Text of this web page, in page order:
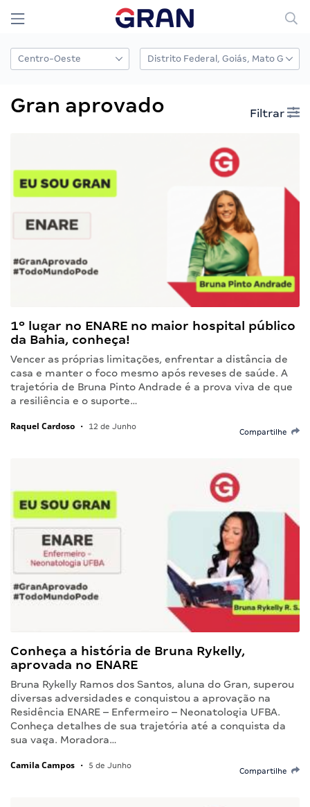
Gran aprovado Filtrar
1º lugar no ENARE no maior hospital público
da Bahia, conheça!
Vencer as próprias limitações, enfrentar a distância de
casa e manter o foco mesmo após reveses de saúde. A
trajetória de Bruna Pinto Andrade é a prova viva de que
a resiliência e o suporte…
Raquel Cardoso • 12 de Junho
Compartilhe
Conheça a história de Bruna Rykelly,
aprovada no ENARE
Bruna Rykelly Ramos dos Santos, aluna do Gran, superou
diversas adversidades e conquistou a aprovação na
Residência ENARE – Enfermeiro – Neonatologia UFBA.
Conheça detalhes de sua trajetória até a conquista da
sua vaga. Moradora…
Camila Campos • 5 de Junho
Compartilhe